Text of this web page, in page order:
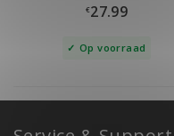
€27.99
Op voorraad